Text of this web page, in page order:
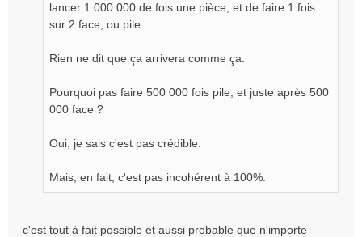
lancer 1 000 000 de fois une pièce, et de faire 1 fois
sur 2 face, ou pile ....
Rien ne dit que ça arrivera comme ça.
Pourquoi pas faire 500 000 fois pile, et juste après 500
000 face ?
Oui, je sais c'est pas crédible.
Mais, en fait, c'est pas incohérent à 100%.
c'est tout à fait possible et aussi probable que n'importe